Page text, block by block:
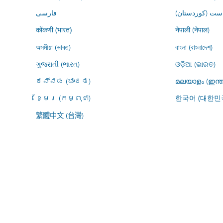
فارسى
(کوردستان)
कोंकणी (भारत)
नेपाली (नेपाल)
অসমীয়া (ভাৰত)
বাংলা (বাংলাদেশ)
ગુજરાતી (ભારત)
ଓଡ଼ିଆ (ଭାରତ)
ಕನ್ನಡ (ಭಾರತ)
മലയാളം
ខ្មែរ (កម្ពុជា)
한국어 (대한민
繁體中文 (台灣)